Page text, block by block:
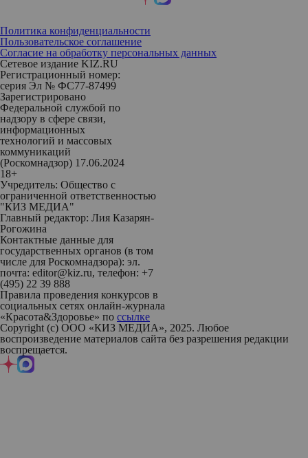
Политика конфиденциальности
Пользовательское соглашение
Согласие на обработку персональных данных
Сетевое издание KIZ.RU
Регистрационный номер:
серия Эл № ФС77-87499
Зарегистрировано
Федеральной службой по
надзору в сфере связи,
информационных
технологий и массовых
коммуникаций
(Роскомнадзор) 17.06.2024
18+
Учредитель: Общество с
ограниченной ответственностью
"КИЗ МЕДИА"
Главный редактор: Лия Казарян-
Рогожина
Контактные данные для
государственных органов (в том
числе для Роскомнадзора): эл.
почта: editor@kiz.ru, телефон: +7
(495) 22 39 888
Правила проведения конкурсов в
социальных сетях онлайн-журнала
«Красота&Здоровье» по ссылке
Copyright (с) ООО «КИЗ МЕДИА», 2025. Любое
воспроизведение материалов сайта без разрешения редакции
воспрещается.